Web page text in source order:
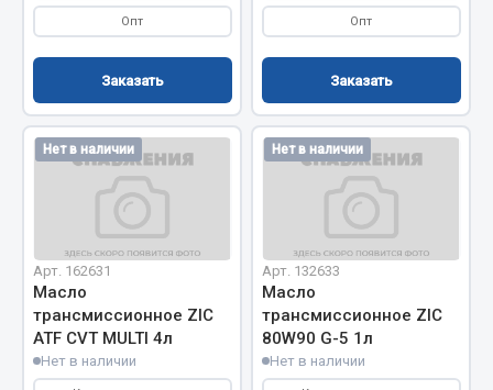
Автомобильная электрика
Автолампы
Блоки реле и предохранителей
Вилки нагрузочные
Выключатели и переключатели клавишные
Изолента
Показать ещё
Весь раздел
Опт
Заказать
Опт
Заказать
Нет в наличии
Арт. 162631
Масло
трансмиссионное ZIC
ATF CVT MULTI 4л
Нет в наличии
Нет в наличии
Арт. 132633
Масло
трансмиссионное ZIC
80W90 G-5 1л
Нет в наличии